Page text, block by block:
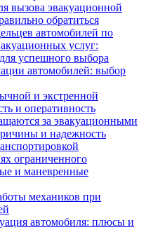
вызова эвакуационной
обратиться
автомобилей по
услуг:
успешного выбора
автомобилей: выбор
и экстренной
и оперативность
за эвакуационными
и надежность
ограниченного
и маневренные
механиков при
автомобиля: плюсы и